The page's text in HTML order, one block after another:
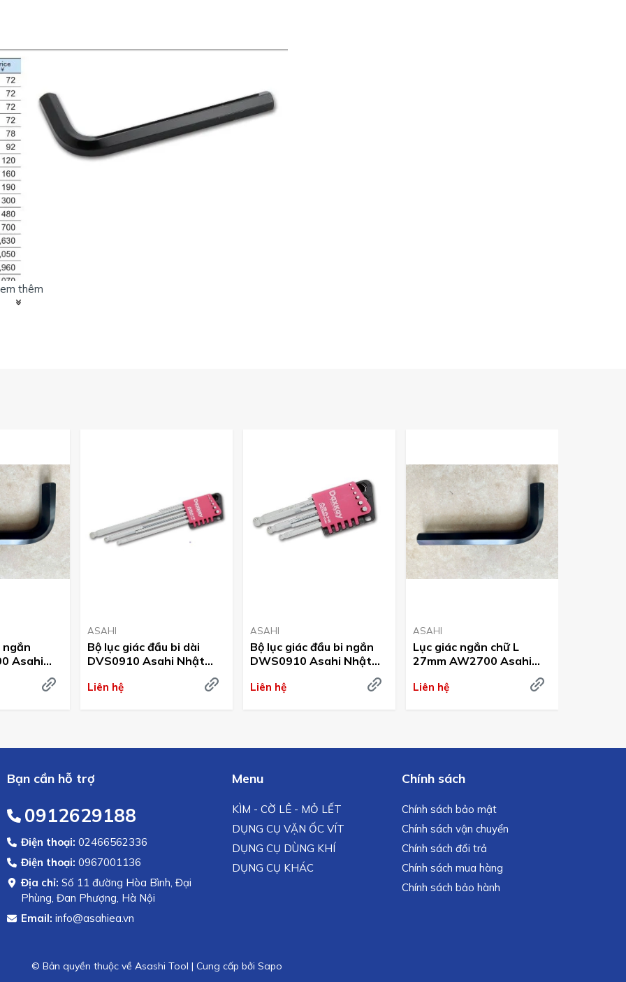
ASAHI. Với phương châm uy tín tạo niền tin chúng tôi
Với số lượng tồn kho thường xuyên có sẵn nhiều.
thêm
ngắn
Asahi
ASAHI
Bộ lục giác đầu bi dài
DVS0910 Asahi Nhật
Liên hệ
ASAHI
Bộ lục giác đầu bi ngắn
DWS0910 Asahi Nhật
Liên hệ
ASAHI
Lục giác ngắn chữ L
27mm AW2700 Asahi
Liên hệ
Bạn cần hỗ trợ
0912629188
Điện thoại: 02466562336
Điện thoại: 0967001136
Địa chỉ:Số 11 đường Hòa Bình, Đại
Phùng, Đan Phượng, Hà Nội
Email:info@asahiea.vn
Menu
KÌM - CỜ LÊ - MỎ LẾT
DỤNG CỤ VẶN ỐC VÍT
DỤNG CỤ DÙNG KHÍ
DỤNG CỤ KHÁC
Chính sách
Chính sách bảo mật
Chính sách vận chuyển
Chính sách đổi trả
Chính sách mua hàng
Chính sách bảo hành
© Bản quyền thuộc về Asashi Tool | Cung cấp bởi Sapo